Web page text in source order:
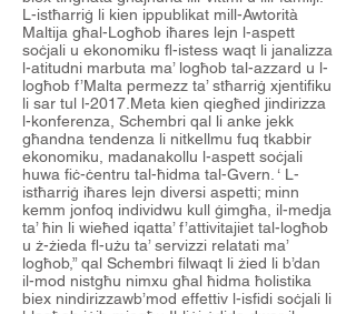
L-istħarriġ li kien ippublikat mill-Awtorità
Maltija għal-Logħob iħares lejn l-aspett
soċjali u ekonomiku fl-istess waqt li janalizza
l-atitudni marbuta ma’ logħob tal-azzard u l-
logħob f’Malta permezz ta’ stħarriġ xjentifiku
li sar tul l-2017.Meta kien qiegħed jindirizza
l-konferenza, Schembri qal li anke jekk
għandna tendenza li nitkellmu fuq tkabbir
ekonomiku, madanakollu l-aspett soċjali
huwa fiċ-ċentru tal-ħidma tal-Gvern. ‘ L-
istħarriġ iħares lejn diversi aspetti; minn
kemm jonfoq individwu kull ġimgħa, il-medja
ta’ ħin li wieħed iqatta’ f’attivitajiet tal-logħob
u ż-żieda fl-użu ta’ servizzi relatati ma’
logħob,” qal Schembri filwaqt li żied li b’dan
il-mod nistgħu nimxu għal ħidma ħolistika
biex nindirizzawb’mod effettiv l-isfidi soċjali li